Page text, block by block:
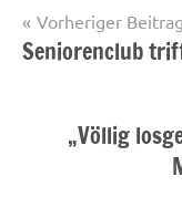
Startseite
Vorheriger Beitrag
Seniorenclub
„Völlig